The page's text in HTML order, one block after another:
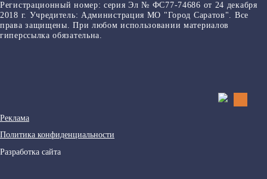
Регистрационный номер: серия Эл № ФС77-74686 от 24 декабря
2018 г. Учредитель: Администрация МО "Город Саратов". Все
права защищены. При любом использовании материалов
гиперссылка обязательна.
Реклама
Политика конфиденциальности
Разработка сайта